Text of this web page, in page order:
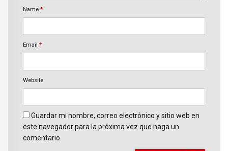
Name *
Email *
Website
Guardar mi nombre, correo electrónico y sitio web en
este navegador para la próxima vez que haga un
comentario.